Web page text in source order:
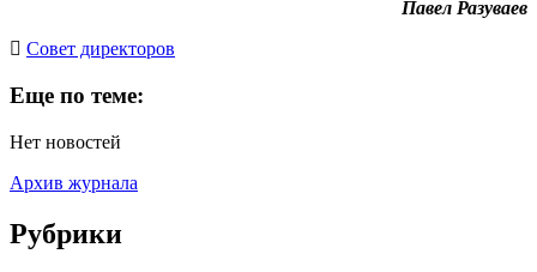
Павел Разуваев
Cовет директоров
Еще по теме:
Нет новостей
Архив журнала
Рубрики